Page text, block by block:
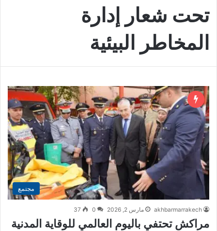
تحت شعار إدارة
المخاطر البيئية
مجتمع
akhbarmarrakech مارس 2, 2026 0
37
مراكش تحتفي باليوم العالمي للوقاية المدنية